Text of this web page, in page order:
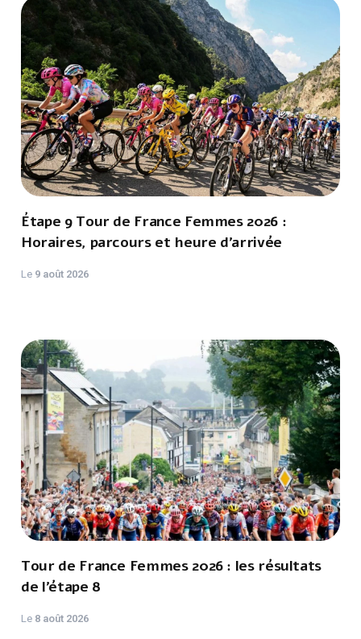
Étape 9 Tour de France Femmes 2026 :
Horaires, parcours et heure d’arrivée
Le 9 août 2026
Tour de France Femmes 2026 : les résultats
de l’étape 8
Le 8 août 2026